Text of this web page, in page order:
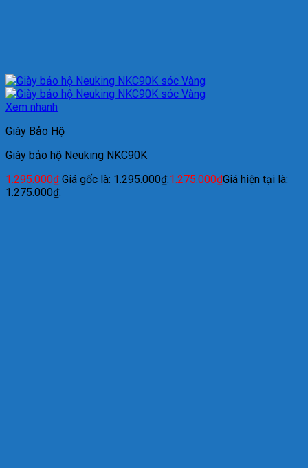
Xem nhanh
Giày Bảo Hộ
Giày bảo hộ Neuking NKC90K
1.295.000₫ Giá gốc là: 1.295.000₫.1.275.000₫Giá hiện tại là:
1.275.000₫.